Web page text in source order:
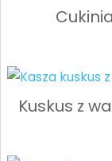
Kuskus z